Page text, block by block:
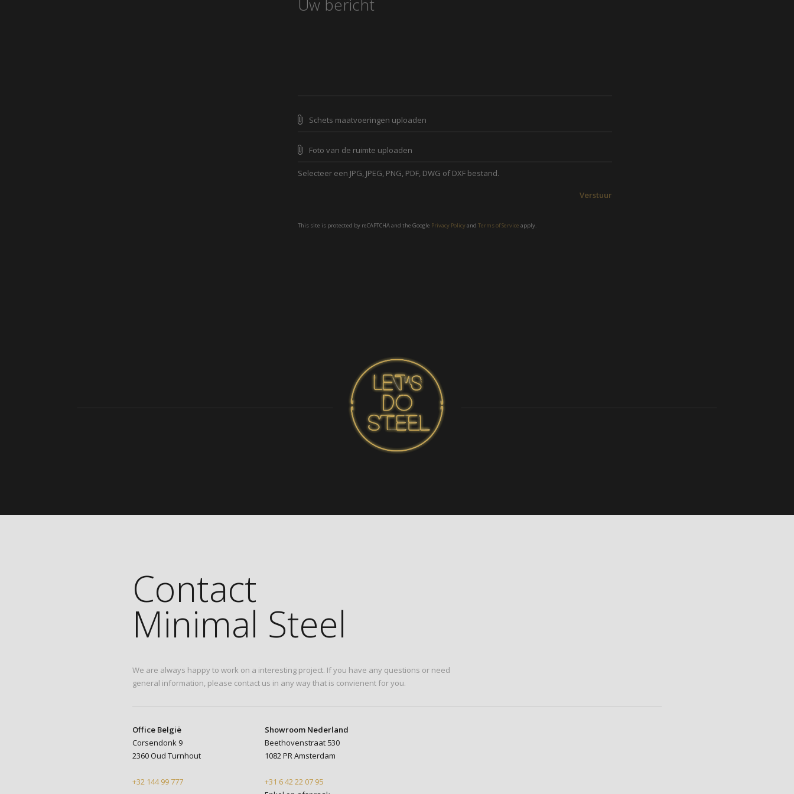
Schets maatvoeringen uploaden
Foto van de ruimte uploaden
Selecteer een JPG, JPEG, PNG, PDF, DWG of DXF bestand.
Verstuur
This site is protected by reCAPTCHA and the Google Privacy Policyand Terms of Service apply.
Contact
Minimal Steel
We are always happy to work on a interesting project. If you have any questions or need
general information, please contact us in any way that is convienent for you.
Office België
Corsendonk 9
2360 Oud Turnhout
+32 144 99 777
Showroom Nederland
Beethovenstraat 530
1082 PR Amsterdam
+31 6 42 22 07 95